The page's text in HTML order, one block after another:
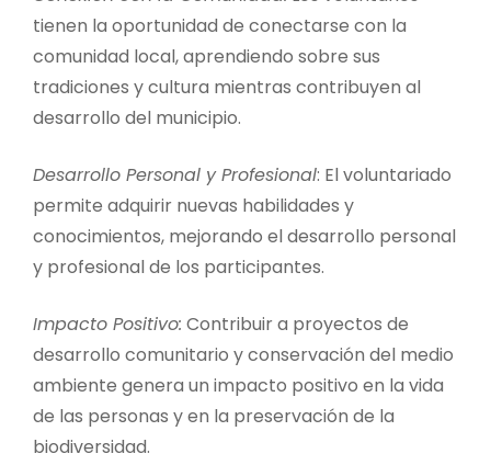
tienen la oportunidad de conectarse con la
comunidad local, aprendiendo sobre sus
tradiciones y cultura mientras contribuyen al
desarrollo del municipio.
Desarrollo Personal y Profesional: El voluntariado
permite adquirir nuevas habilidades y
conocimientos, mejorando el desarrollo personal
y profesional de los participantes.
Impacto Positivo: Contribuir a proyectos de
desarrollo comunitario y conservación del medio
ambiente genera un impacto positivo en la vida
de las personas y en la preservación de la
biodiversidad.